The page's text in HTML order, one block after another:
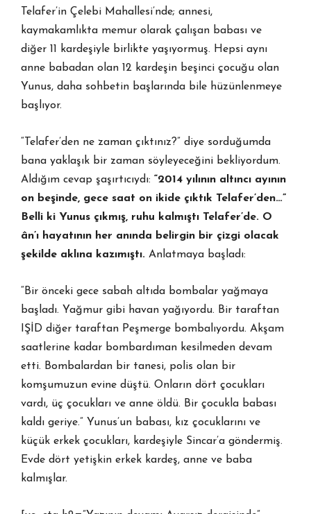
Telafer’in Çelebi Mahallesi’nde; annesi,
kaymakamlıkta memur olarak çalışan babası ve
diğer 11 kardeşiyle birlikte yaşıyormuş. Hepsi aynı
anne babadan olan 12 kardeşin beşinci çocuğu olan
Yunus, daha sohbetin başlarında bile hüzünlenmeye
başlıyor.
“Telafer’den ne zaman çıktınız?” diye sorduğumda
bana yaklaşık bir zaman söyleyeceğini bekliyordum.
Aldığım cevap şaşırtıcıydı:“2014 yılının altıncı ayının
on beşinde, gece saat on ikide çıktık Telafer’den…”
Belli ki Yunus çıkmış, ruhu kalmıştı Telafer’de. O
ân’ı hayatının her anında belirgin bir çizgi olacak
şekilde aklına kazımıştı. Anlatmaya başladı:
“Bir önceki gece sabah altıda bombalar yağmaya
başladı. Yağmur gibi havan yağıyordu. Bir taraftan
IŞİD diğer taraftan Peşmerge bombalıyordu. Akşam
saatlerine kadar bombardıman kesilmeden devam
etti. Bombalardan bir tanesi, polis olan bir
komşumuzun evine düştü. Onların dört çocukları
vardı, üç çocukları ve anne öldü. Bir çocukla babası
kaldı geriye.” Yunus’un babası, kız çocuklarını ve
küçük erkek çocukları, kardeşiyle Sincar’a göndermiş.
Evde dört yetişkin erkek kardeş, anne ve baba
kalmışlar.